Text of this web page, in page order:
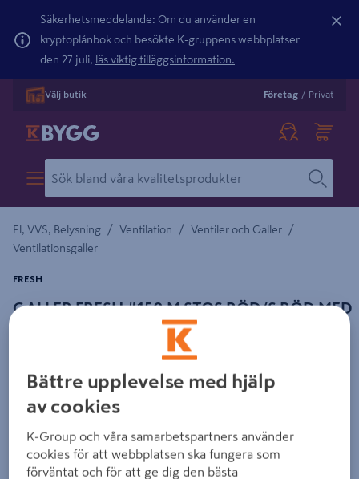
Säkerhetsmeddelande: Om du använder en
kryptoplånbok och besökte K-gruppens webbplatser
den 27 juli, läs viktig tilläggsinformation.
Välj butik Företag / Privat
El, VVS, Belysning / Ventilation / Ventiler och Galler /
Ventilationsgaller
GALLER FRESH #150 M STOS RÖD/S RÖD MED
FRESH
Detaljerad beskrivning finns i produktbeskrivningsområdet
Bättre upplevelse med hjälp
av cookies
K-Group och våra samarbetspartners använder
cookies för att webbplatsen ska fungera som
förväntat och för att ge dig den bästa